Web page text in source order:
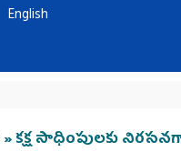
English
» కక్ష సాధింపులకు